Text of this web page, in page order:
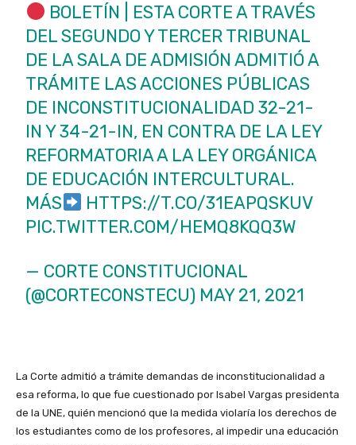
BOLETÍN | ESTA CORTE A TRAVÉS
DEL SEGUNDO Y TERCER TRIBUNAL
DE LA SALA DE ADMISIÓN ADMITIÓ A
TRÁMITE LAS ACCIONES PÚBLICAS
DE INCONSTITUCIONALIDAD 32-21-
IN Y 34-21-IN, EN CONTRA DE LA LEY
REFORMATORIA A LA LEY ORGÁNICA
DE EDUCACIÓN INTERCULTURAL.
MÁS
HTTPS://T.CO/31EAPQSKUV
PIC.TWITTER.COM/HEMQ8KQQ3W
— CORTE CONSTITUCIONAL
(@CORTECONSTECU) MAY 21, 2021
La Corte admitió a trámite demandas de inconstitucionalidad a
esa reforma, lo que fue cuestionado por Isabel Vargas presidenta
de la UNE, quién mencionó que la medida violaría los derechos de
los estudiantes como de los profesores, al impedir una educación